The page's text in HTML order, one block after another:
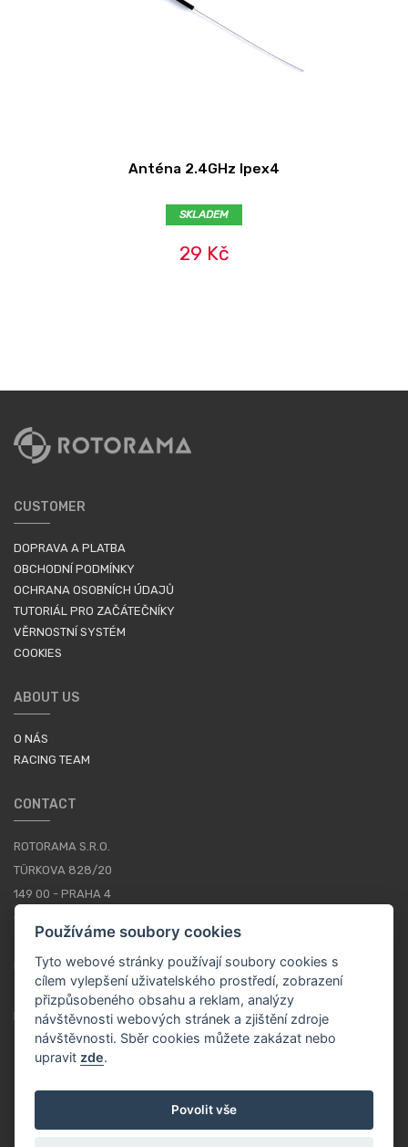
Anténa 2.4GHz Ipex4
SKLADEM
29 Kč
CUSTOMER
DOPRAVA A PLATBA
OBCHODNÍ PODMÍNKY
OCHRANA OSOBNÍCH ÚDAJŮ
TUTORIÁL PRO ZAČÁTEČNÍKY
VĚRNOSTNÍ SYSTÉM
COOKIES
ABOUT US
O NÁS
RACING TEAM
CONTACT
ROTORAMA S.R.O.
TÜRKOVA 828/20
149 00 - PRAHA 4
+420 252 252 098
PROVOZNÍ DOBA: PONDĚLÍ - PÁTEK, 10-16
KONTAKTY
Používáme soubory cookies
Tyto webové stránky používají soubory cookies s
cílem vylepšení uživatelského prostředí, zobrazení
přizpůsobeného obsahu a reklam, analýzy
návštěvnosti webových stránek a zjištění zdroje
návštěvnosti. Sběr cookies můžete zakázat nebo
upravit zde.
Povolit vše